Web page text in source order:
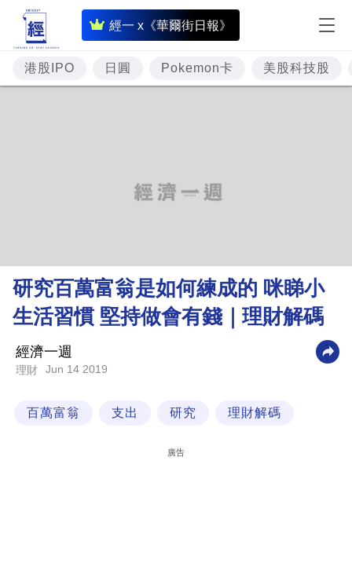
經一 x《華爾街日報》
即
時
財
經
理
財
商
科
港股IPO 日圓 Pokemon卡 美股科技股
研究百萬富翁是如何練成的 咪睇小
生活習慣 堅持做會有錢｜理財解碼
經濟一週
理財 Jun 14 2019
百萬富翁 支出 研究 理財解碼
廣告